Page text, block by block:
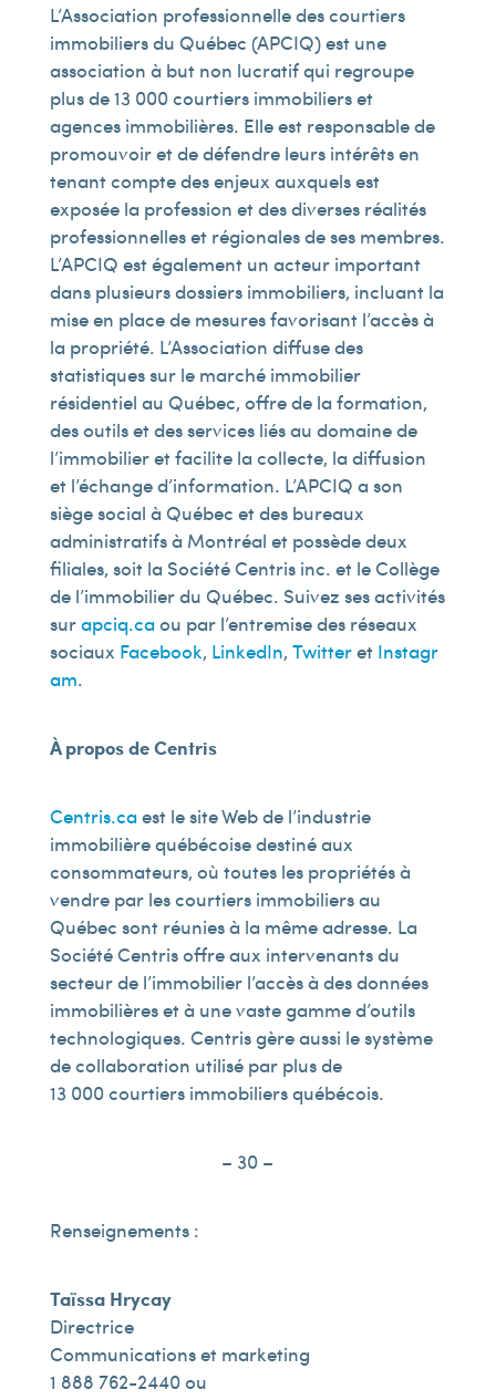
L’Association professionnelle des courtiers
immobiliers du Québec (APCIQ) est une
association à but non lucratif qui regroupe
plus de 13 000 courtiers immobiliers et
agences immobilières. Elle est responsable de
promouvoir et de défendre leurs intérêts en
tenant compte des enjeux auxquels est
exposée la profession et des diverses réalités
professionnelles et régionales de ses membres.
L’APCIQ est également un acteur important
dans plusieurs dossiers immobiliers, incluant la
mise en place de mesures favorisant l’accès à
la propriété. L’Association diffuse des
statistiques sur le marché immobilier
résidentiel au Québec, offre de la formation,
des outils et des services liés au domaine de
l’immobilier et facilite la collecte, la diffusion
et l’échange d’information. L’APCIQ a son
siège social à Québec et des bureaux
administratifs à Montréal et possède deux
filiales, soit la Société Centris inc. et le Collège
de l’immobilier du Québec. Suivez ses activités
surapciq.caou par l’entremise des réseaux
sociaux Facebook, LinkedIn, Twitteret Instagr
am.
Àproposde Centris
Centris.caest le site Web de l’industrie
immobilière québécoise destiné aux
consommateurs, où toutes les propriétés à
vendre par les courtiers immobiliers au
Québec sont réunies à la même adresse. La
Société Centris offre aux intervenants du
secteur de l’immobilier l’accès à des données
immobilières et à une vaste gamme d’outils
technologiques. Centris gère aussi le système
de collaboration utilisé par plus de
13 000 courtiers immobiliers québécois.
– 30 –
Renseignements :
Taïssa Hrycay
Directrice
Communications et marketing
1 888 762-2440 ou